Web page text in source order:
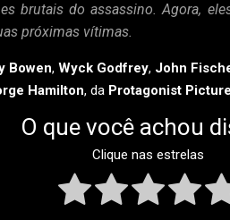
brutais do assassino. Agora,
próximas vítimas.
Bowen, Wyck Godfrey, John
Hamilton, da Protagonist
O que você achou
Clique nas estrelas